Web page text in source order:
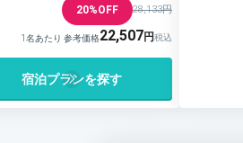
20%OFF 28,133円
1名あたり 参考価格22,507
宿泊プランを探す